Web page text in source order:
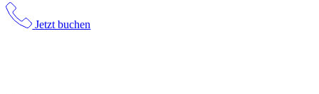
Jetzt buchen